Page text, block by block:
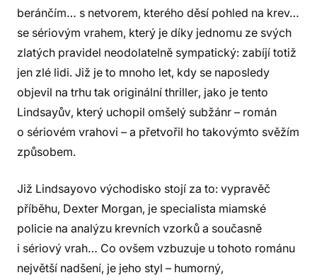
beránčím… s netvorem, kterého děsí pohled na krev…
se sériovým vrahem, který je díky jednomu ze svých
zlatých pravidel neodolatelně sympatický: zabíjí totiž
jen zlé lidi. Již je to mnoho let, kdy se naposledy
objevil na trhu tak originální thriller, jako je tento
Lindsayův, který uchopil omšelý subžánr – román
o sériovém vrahovi – a přetvořil ho takovýmto svěžím
způsobem.
Již Lindsayovo východisko stojí za to: vypravěč
příběhu, Dexter Morgan, je specialista miamské
policie na analýzu krevních vzorků a současně
i sériový vrah… Co ovšem vzbuzuje u tohoto románu
největší nadšení, je jeho styl – humorný,